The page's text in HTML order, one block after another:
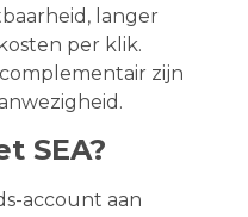
langer
per klik.
zijn
SEA?
account aan